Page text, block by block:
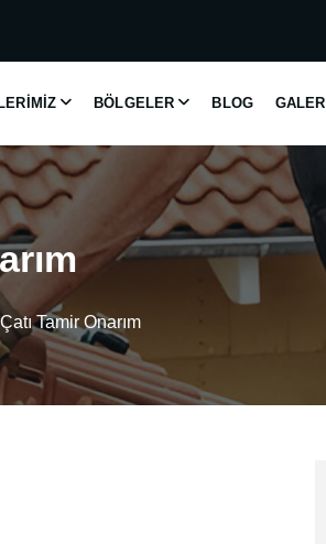
BÖLGELER BLOG GALERI
arım
Tamir Onarım